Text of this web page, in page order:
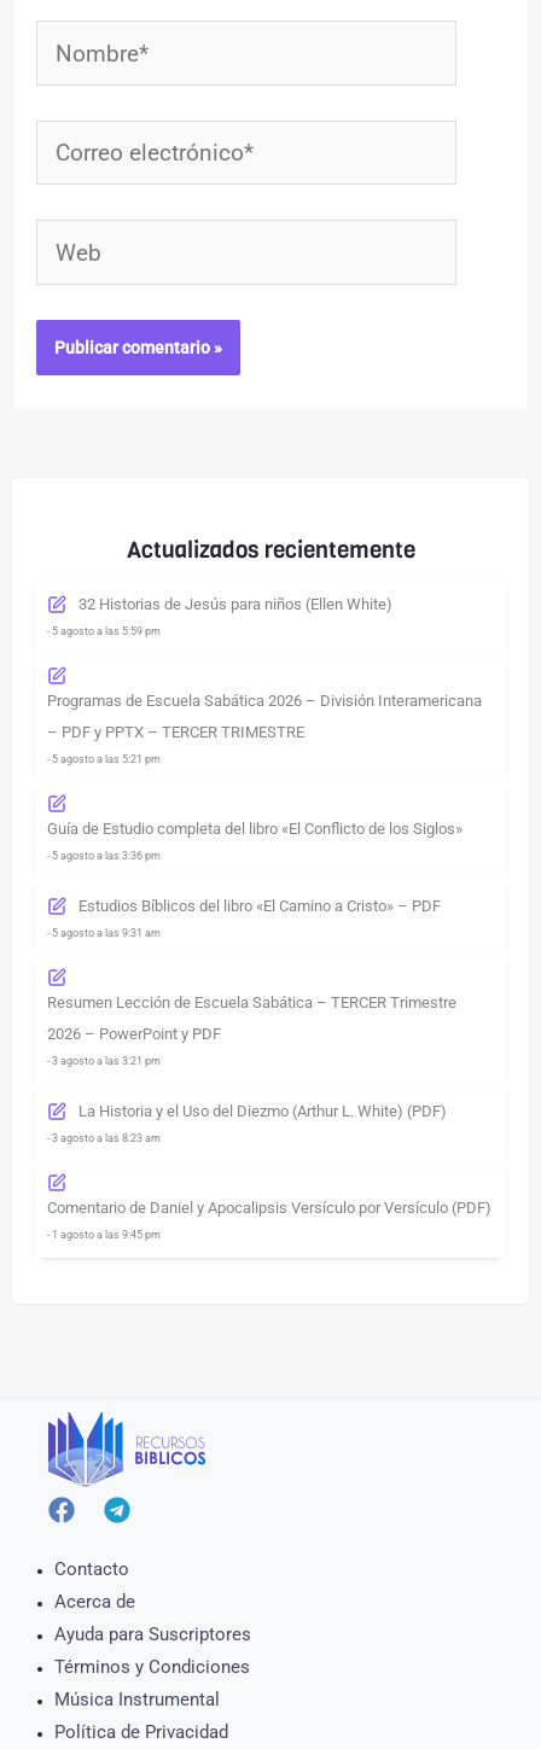
Actualizados recientemente
32 Historias de Jesús para niños (Ellen White)
- 5 agosto a las 5:59 pm
Programas de Escuela Sabática 2026 – División Interamericana
– PDF y PPTX – TERCER TRIMESTRE
- 5 agosto a las 5:21 pm
Guía de Estudio completa del libro «El Conflicto de los Siglos»
- 5 agosto a las 3:36 pm
Estudios Bíblicos del libro «El Camino a Cristo» – PDF
- 5 agosto a las 9:31 am
Resumen Lección de Escuela Sabática – TERCER Trimestre
2026 – PowerPoint y PDF
- 3 agosto a las 3:21 pm
La Historia y el Uso del Diezmo (Arthur L. White) (PDF)
- 3 agosto a las 8:23 am
Comentario de Daniel y Apocalipsis Versículo por Versículo (PDF)
- 1 agosto a las 9:45 pm
Nombre*
Correo
electrónico*
Web
Contacto
Acerca de
Ayuda para Suscriptores
Términos y Condiciones
Música Instrumental
Política de Privacidad